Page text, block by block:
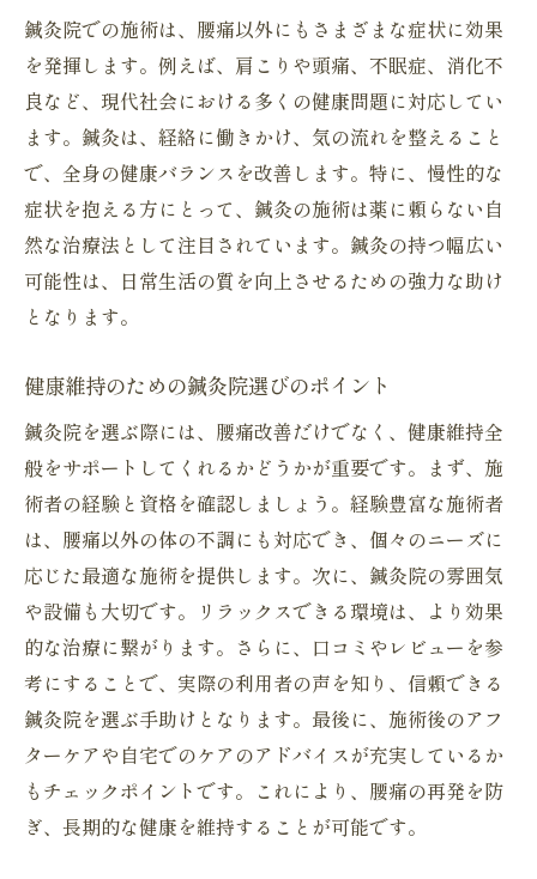
鍼灸院での施術は、腰痛以外にもさまざまな症状に効果
を発揮します。例えば、肩こりや頭痛、不眠症、消化不
良など、現代社会における多くの健康問題に対応してい
ます。鍼灸は、経絡に働きかけ、気の流れを整えること
で、全身の健康バランスを改善します。特に、慢性的な
症状を抱える方にとって、鍼灸の施術は薬に頼らない自
然な治療法として注目されています。鍼灸の持つ幅広い
可能性は、日常生活の質を向上させるための強力な助け
となります。
健康維持のための鍼灸院選びのポイント
鍼灸院を選ぶ際には、腰痛改善だけでなく、健康維持全
般をサポートしてくれるかどうかが重要です。まず、施
術者の経験と資格を確認しましょう。経験豊富な施術者
は、腰痛以外の体の不調にも対応でき、個々のニーズに
応じた最適な施術を提供します。次に、鍼灸院の雰囲気
や設備も大切です。リラックスできる環境は、より効果
的な治療に繋がります。さらに、口コミやレビューを参
考にすることで、実際の利用者の声を知り、信頼できる
鍼灸院を選ぶ手助けとなります。最後に、施術後のアフ
ターケアや自宅でのケアのアドバイスが充実しているか
もチェックポイントです。これにより、腰痛の再発を防
ぎ、長期的な健康を維持することが可能です。